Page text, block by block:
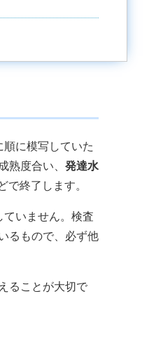
に模写していた
熟度合い、 発達水
終了します。
いません。検査
るもので、必ず他
ることが大切で